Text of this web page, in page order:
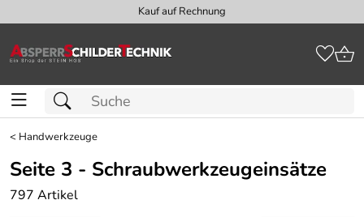
Kauf auf Rechnung
< Handwerkzeuge
Seite 3 - Schraubwerkzeugeinsätze
797 Artikel